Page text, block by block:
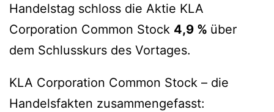
Handelstag schloss die Aktie KLA
Corporation Common Stock 4,9 % über
dem Schlusskurs des Vortages.
KLA Corporation Common Stock – die
Handelsfakten zusammengefasst: